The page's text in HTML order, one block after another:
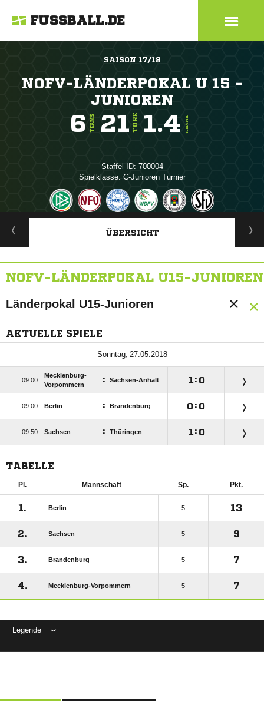
FUSSBALL.DE
SAISON 17/18
NOFV-LÄNDERPOKAL U 15 -
JUNIOREN
6 TEAMS 21TORE 1.4 TORE/SPIEL
Staffel-ID: 700004
Spielklasse: C-Junioren Turnier
ANZEIGE
ÜBERSICHT
NOFV-LÄNDERPOKAL U15-JUNIOREN
Länderpokal U15-Junioren
AKTUELLE SPIELE
 

Mecklenburg-
Vorpommern
: Sachsen-Anhalt  : 
 Berlin : Brandenburg  : 
 Sachsen : Thüringen  : 
TABELLE
Pl. Mannschaft Sp. Pkt.
1. Berlin 5 13
2. Sachsen 5 9
3. Brandenburg 5 7
4. Mecklenburg-Vorpommern 5 7
Legende